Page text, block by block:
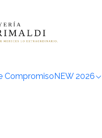
CompromisoNEW 2026